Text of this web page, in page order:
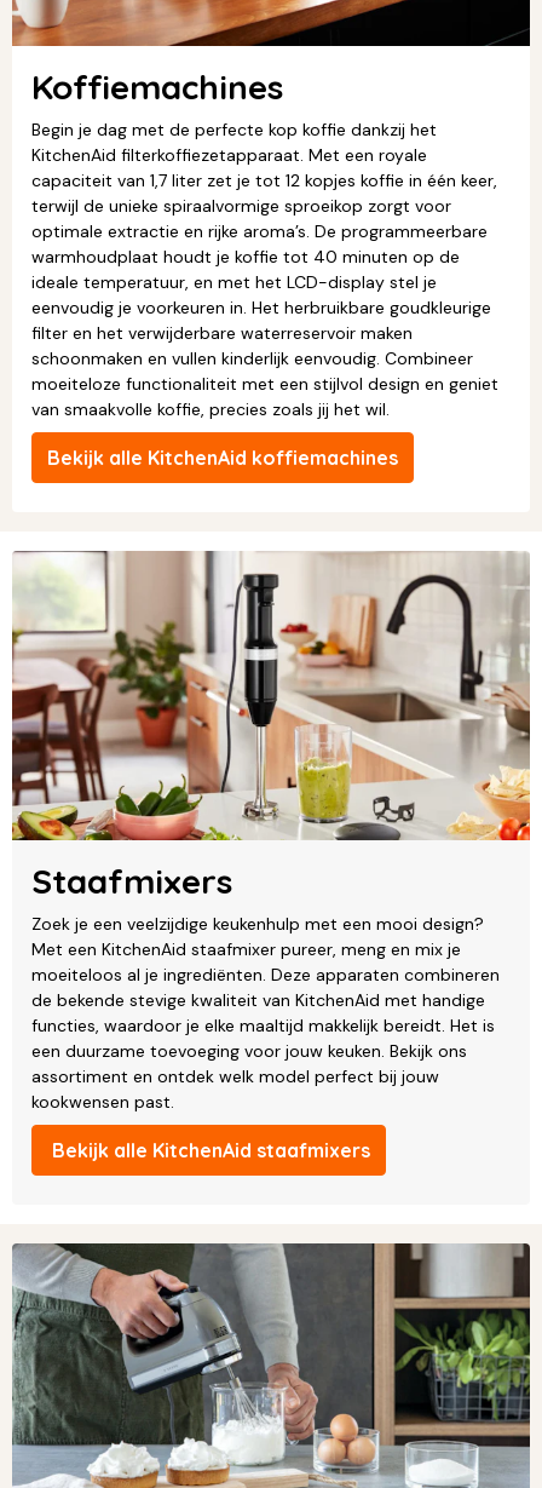
Koffiemachines
Begin je dag met de perfecte kop koffie dankzij het
KitchenAid filterkoffiezetapparaat. Met een royale
capaciteit van 1,7 liter zet je tot 12 kopjes koffie in één keer,
terwijl de unieke spiraalvormige sproeikop zorgt voor
optimale extractie en rijke aroma’s. De programmeerbare
warmhoudplaat houdt je koffie tot 40 minuten op de
ideale temperatuur, en met het LCD-display stel je
eenvoudig je voorkeuren in. Het herbruikbare goudkleurige
filter en het verwijderbare waterreservoir maken
schoonmaken en vullen kinderlijk eenvoudig. Combineer
moeiteloze functionaliteit met een stijlvol design en geniet
van smaakvolle koffie, precies zoals jij het wil.
Bekijk alle KitchenAid koffiemachines
Staafmixers
Zoek je een veelzijdige keukenhulp met een mooi design?
Met een KitchenAid staafmixer pureer, meng en mix je
moeiteloos al je ingrediënten. Deze apparaten combineren
de bekende stevige kwaliteit van KitchenAid met handige
functies, waardoor je elke maaltijd makkelijk bereidt. Het is
een duurzame toevoeging voor jouw keuken. Bekijk ons
assortiment en ontdek welk model perfect bij jouw
kookwensen past.
Bekijk alle KitchenAid staafmixers